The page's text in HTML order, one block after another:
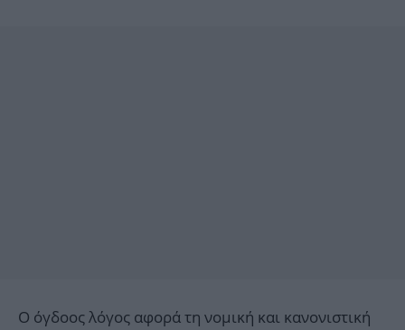
Ο όγδοος λόγος αφορά τη νομική και κανονιστική